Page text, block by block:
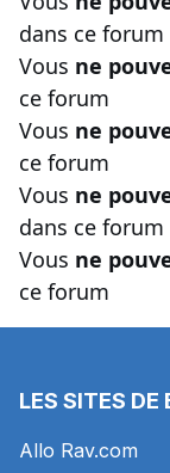
dans ce forum
Vous ne
ce forum
Vous ne
ce forum
Vous ne
dans ce forum
Vous ne
ce forum
LES SITES DE
Allo Rav.com